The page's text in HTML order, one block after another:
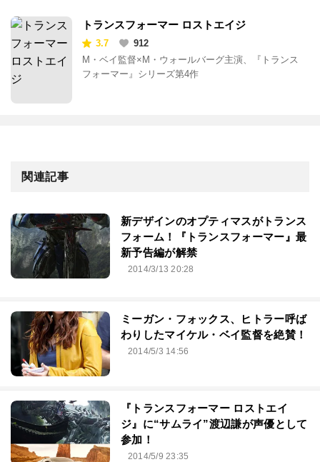
トランスフォーマー ロストエイジ
3.7
912
M・ベイ監督×M・ウォールバーグ主演、『トランス
フォーマー』シリーズ第4作
関連記事
新デザインのオプティマスがトランス
フォーム！『トランスフォーマー』最
新予告編が解禁
2014/3/13 20:28
ミーガン・フォックス、ヒトラー呼ば
わりしたマイケル・ベイ監督を絶賛！
2014/5/3 14:56
『トランスフォーマー ロストエイ
ジ』に“サムライ”渡辺謙が声優として
参加！
2014/5/9 23:35